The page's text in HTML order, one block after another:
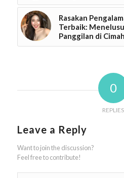
Rasakan
Terbaik:
Panggilan di
0
REPLIES
Leave a Reply
Want to join the discussion?
Feel free to contribute!